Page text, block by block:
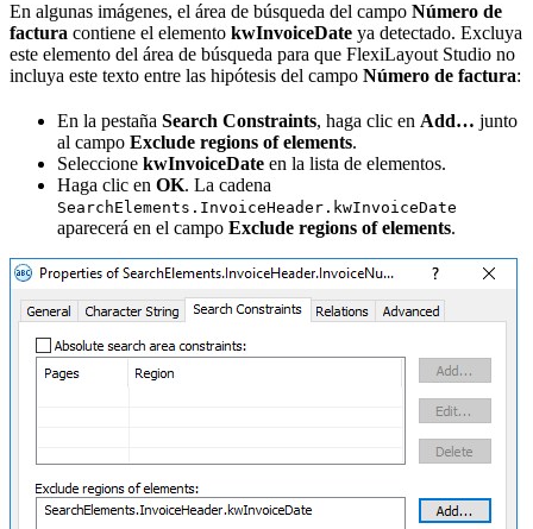
En algunas imágenes, el área de búsqueda del campo Número de
factura contiene el elemento kwInvoiceDate ya detectado. Excluya
este elemento del área de búsqueda para que FlexiLayout Studio no
incluya este texto entre las hipótesis del campo Número de factura:
En la pestaña Search Constraints, haga clic en Add… junto
al campo Exclude regions of elements.
Seleccione kwInvoiceDate en la lista de elementos.
Haga clic en OK. La cadena
SearchElements.InvoiceHeader.kwInvoiceDate
aparecerá en el campo Exclude regions of elements.